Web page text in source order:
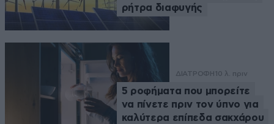
ρήτρα διαφυγής
ΔΙΑΤΡΟΦΗ 10 λ. πριν
5 ροφήματα που μπορείτε
να πίνετε πριν τον ύπνο για
καλύτερα επίπεδα σακχάρου